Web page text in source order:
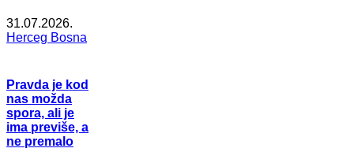
31.07.2026.
Herceg Bosna
Pravda je kod
nas možda
spora, ali je
ima previše, a
ne premalo